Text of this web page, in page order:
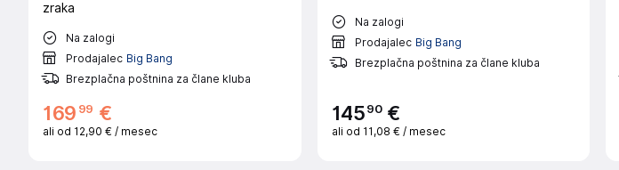
zraka
Na zalogi
Prodajalec Big Bang
Brezplačna poštnina za člane kluba
169 99 €
ali od 12,90 € / mesec
Na zalogi
Prodajalec Big Bang
Brezplačna poštnina za člane kluba
14590 €
ali od 11,08 € / mesec